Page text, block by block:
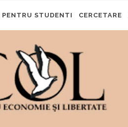
PENTRU STUDENTI CERCETARE